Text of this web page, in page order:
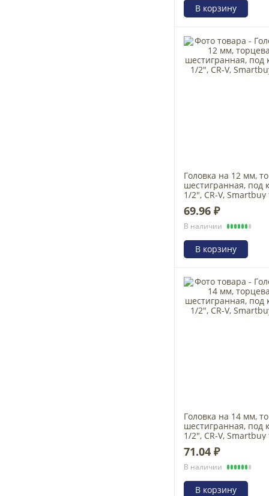
В корзину
Головка на 12 мм,
шестигранная, под
1/2", CR-V,
69.96 ₽
В наличии
В корзину
Головка на 14 мм,
шестигранная, под
1/2", CR-V,
71.04 ₽
В наличии
В корзину